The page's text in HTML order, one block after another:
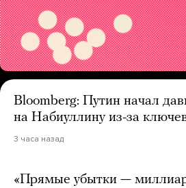
Bloomberg: Путин начал
на Набиуллину из-за
3 часа назад
«Прямые убытки —